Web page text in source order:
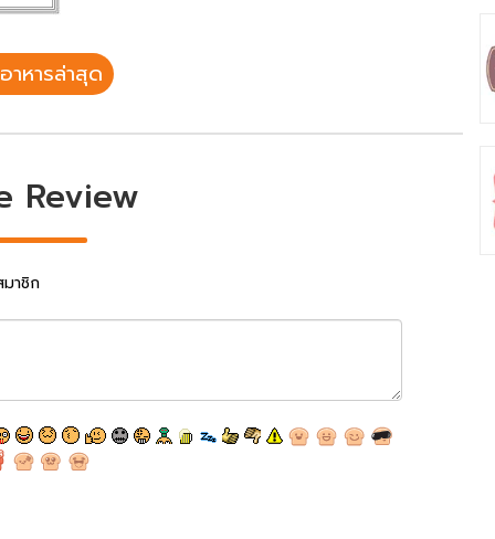
าหารล่าสุด
Review
าชิก